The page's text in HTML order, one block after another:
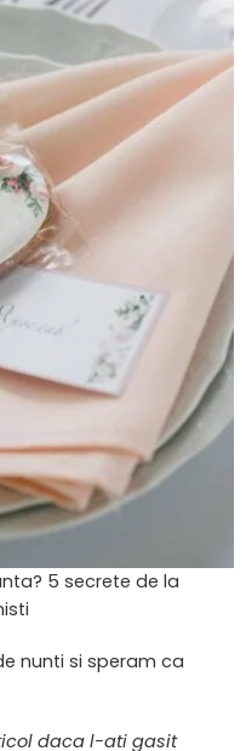
5 secrete de la
nunti si speram ca
daca l-ati gasit